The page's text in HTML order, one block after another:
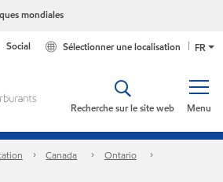
mondiales
FR
Sélectionner une localisation
Social
Menu
Recherche sur le site web
Canada
Ontario